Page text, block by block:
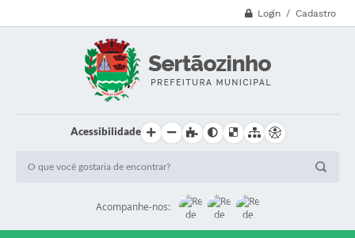
Login / Cadastro
Acessibilidade
Acompanhe-nos: